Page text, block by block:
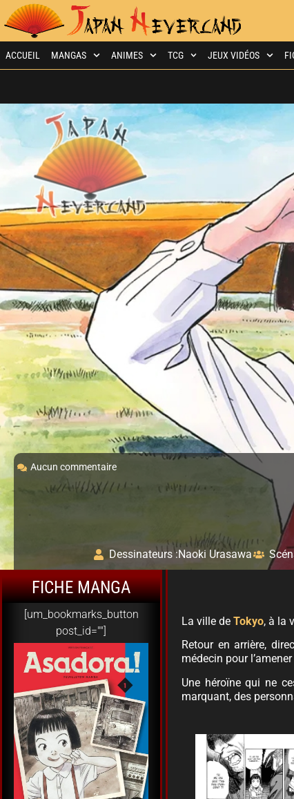
ACCUEIL MANGAS ANIMES TCG JEUX VIDÉOS
Aucun commentaire
Dessinateurs :Naoki Urasawa
FICHE MANGA
[um_bookmarks_button
post_id=""]
La ville de Tokyo, à la
Retour en arrière,
médecin pour
Une héroïne qui ne
marquant, des